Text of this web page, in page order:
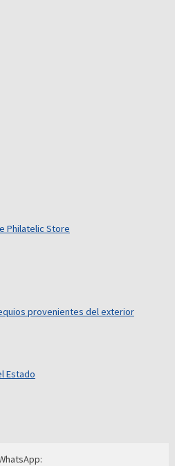
Philatelic Store
provenientes del exterior
Estado